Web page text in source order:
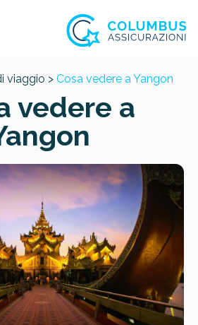
viaggio > Cosa vedere a Yangon
vedere a